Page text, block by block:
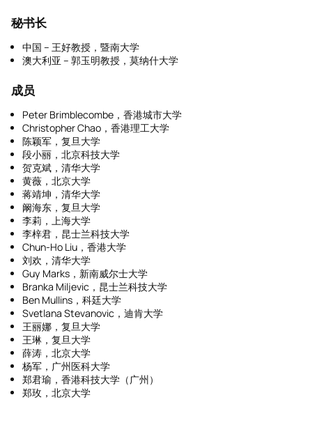
秘书长
中国 – 王好教授，暨南大学
澳大利亚 – 郭玉明教授，莫纳什大学
成员
Peter Brimblecombe，香港城市大学
Christopher Chao，香港理工大学
陈颖军，复旦大学
段小丽，北京科技大学
贺克斌，清华大学
黄薇，北京大学
蒋靖坤，清华大学
阚海东，复旦大学
李莉，上海大学
李梓君，昆士兰科技大学
Chun-Ho Liu，香港大学
刘欢，清华大学
Guy Marks，新南威尔士大学
Branka Miljevic，昆士兰科技大学
Ben Mullins，科廷大学
Svetlana Stevanovic，迪肯大学
王丽娜，复旦大学
王琳，复旦大学
薛涛，北京大学
杨军，广州医科大学
郑君瑜，香港科技大学（广州）
郑玫，北京大学